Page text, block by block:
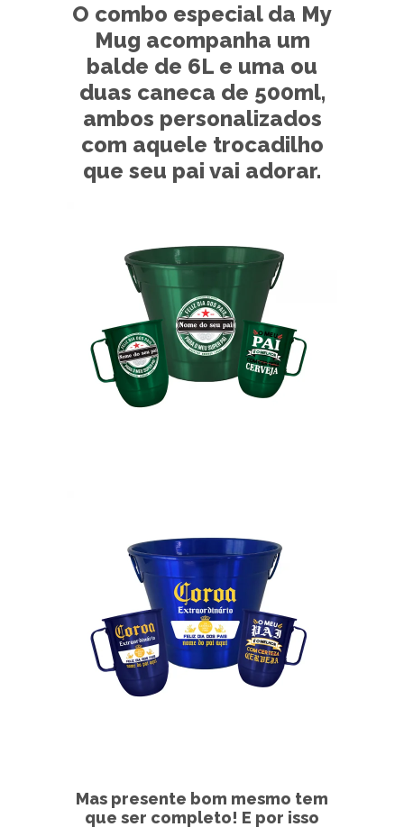
O combo especial da My
Mug acompanha um
balde de 6L e uma ou
duas caneca de 500ml,
ambos personalizados
com aquele trocadilho
que seu pai vai adorar.
Mas presente bom mesmo tem
que ser completo! E por isso